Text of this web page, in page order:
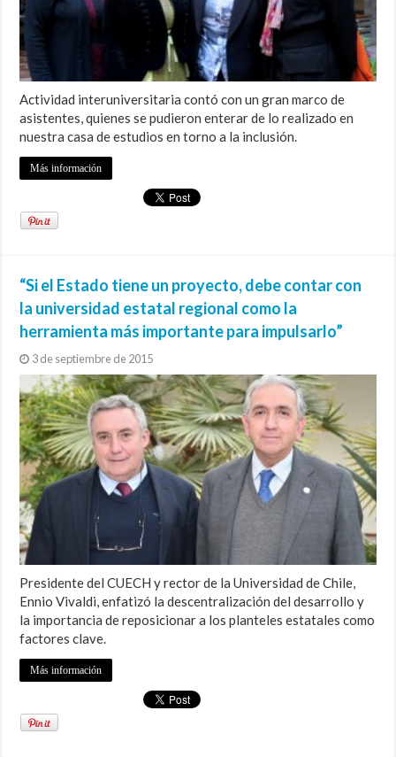
Actividad interuniversitaria contó con un gran marco de
asistentes, quienes se pudieron enterar de lo realizado en
nuestra casa de estudios en torno a la inclusión.
Más información
“Si el Estado tiene un proyecto, debe contar con
la universidad estatal regional como la
herramienta más importante para impulsarlo”
3 de septiembre de 2015
Presidente del CUECH y rector de la Universidad de Chile,
Ennio Vivaldi, enfatizó la descentralización del desarrollo y
la importancia de reposicionar a los planteles estatales como
factores clave.
Más información